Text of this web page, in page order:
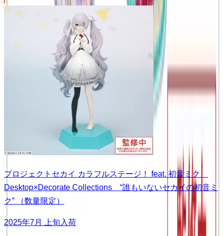
プロジェクトセカイ カラフルステージ！ feat. 初音ミク
Desktop×Decorate Collections “誰もいないセカイの初音ミ
ク” （数量限定）
2025年7月 上旬入荷